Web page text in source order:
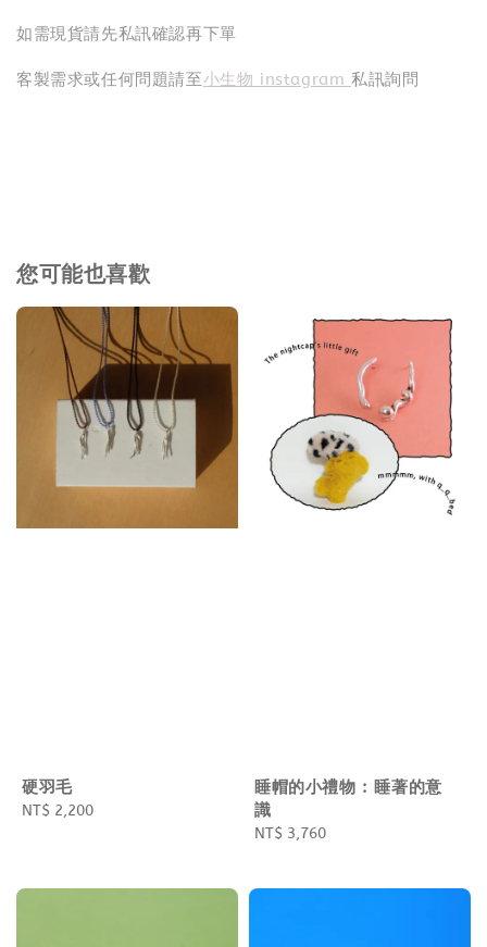
如需現貨請先私訊確認再下單
客製需求或任何問題請至小生物 instagram私訊詢問
您可能也喜歡
硬羽毛
Regular
NT$ 2,200
睡帽的小禮物 : 睡著的意
識
Regular
NT$ 3,760